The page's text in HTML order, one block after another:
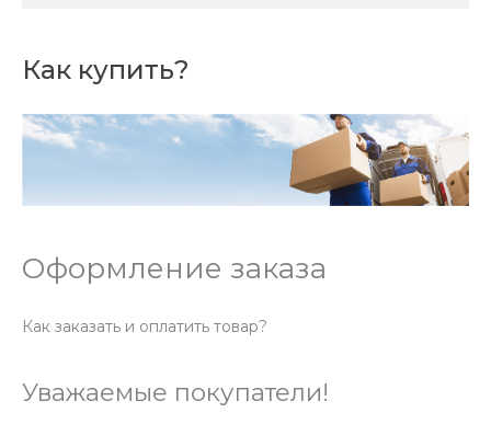
Как купить?
Оформление заказа
Как заказать и оплатить товар?
Уважаемые покупатели!